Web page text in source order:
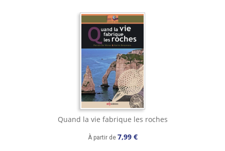
Quand la vie fabrique les roches
À partir de 7,99 €